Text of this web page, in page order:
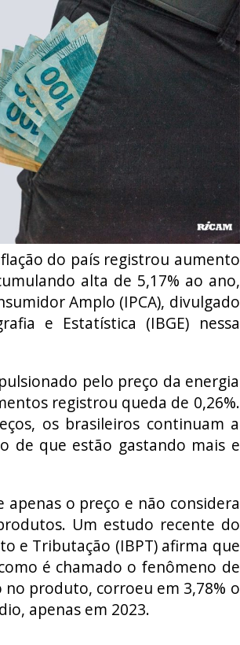
do país registrou aumento
alta de 5,17% ao ano,
Amplo (IPCA), divulgado
e Estatística (IBGE) nessa
pelo preço da energia
registrou queda de 0,26%.
os brasileiros continuam a
de que estão gastando mais e
apenas o preço e não considera
Um estudo recente do
e Tributação (IBPT) afirma que
é chamado o fenômeno de
produto, corroeu em 3,78% o
apenas em 2023.